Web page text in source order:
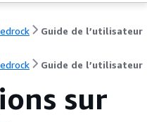
Guide de l’utilisateur
Guide de l’utilisateur
sur